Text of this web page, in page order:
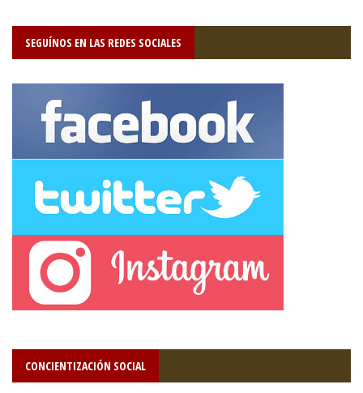
SEGUÍNOS EN LAS REDES SOCIALES
CONCIENTIZACIÓN SOCIAL